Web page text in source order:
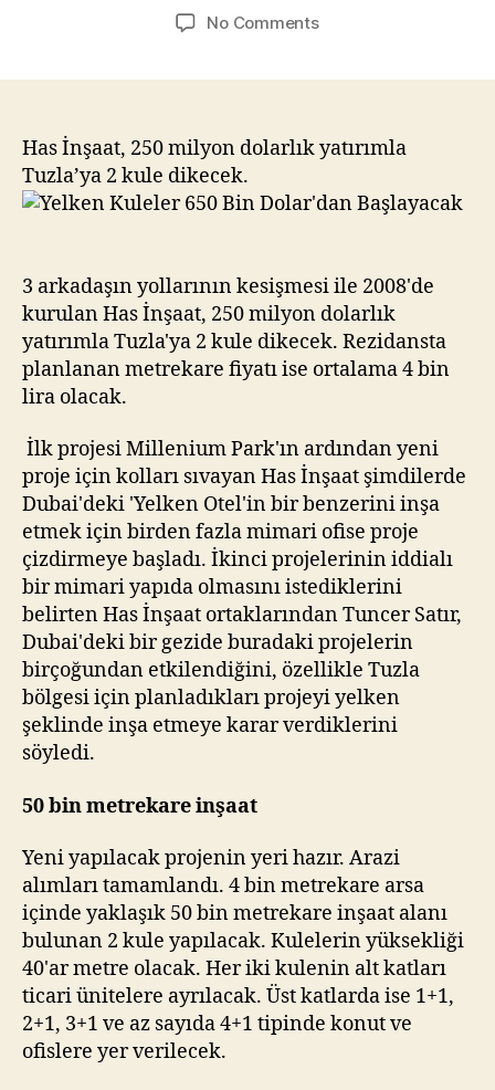
No Commentson
Dolar’dan
Has İnşaat, 250 milyon dolarlık yatırımla
Tuzla’ya 2 kule dikecek.
3 arkadaşın yollarının kesişmesi ile 2008'de
kurulan Has İnşaat, 250 milyon dolarlık
yatırımla Tuzla'ya 2 kule dikecek. Rezidansta
planlanan metrekare fiyatı ise ortalama 4 bin
lira olacak.
İlk projesi Millenium Park'ın ardından yeni
proje için kolları sıvayan Has İnşaat şimdilerde
Dubai'deki 'Yelken Otel'in bir benzerini inşa
etmek için birden fazla mimari ofise proje
çizdirmeye başladı. İkinci projelerinin iddialı
bir mimari yapıda olmasını istediklerini
belirten Has İnşaat ortaklarından Tuncer Satır,
Dubai'deki bir gezide buradaki projelerin
birçoğundan etkilendiğini, özellikle Tuzla
bölgesi için planladıkları projeyi yelken
şeklinde inşa etmeye karar verdiklerini
söyledi.
50 bin metrekare inşaat
Yeni yapılacak projenin yeri hazır. Arazi
alımları tamamlandı. 4 bin metrekare arsa
içinde yaklaşık 50 bin metrekare inşaat alanı
bulunan 2 kule yapılacak. Kulelerin yüksekliği
40'ar metre olacak. Her iki kulenin alt katları
ticari ünitelere ayrılacak. Üst katlarda ise 1+1,
2+1, 3+1 ve az sayıda 4+1 tipinde konut ve
ofislere yer verilecek.